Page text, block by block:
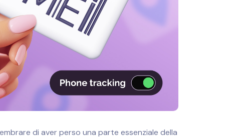
di aver perso una parte essenziale della